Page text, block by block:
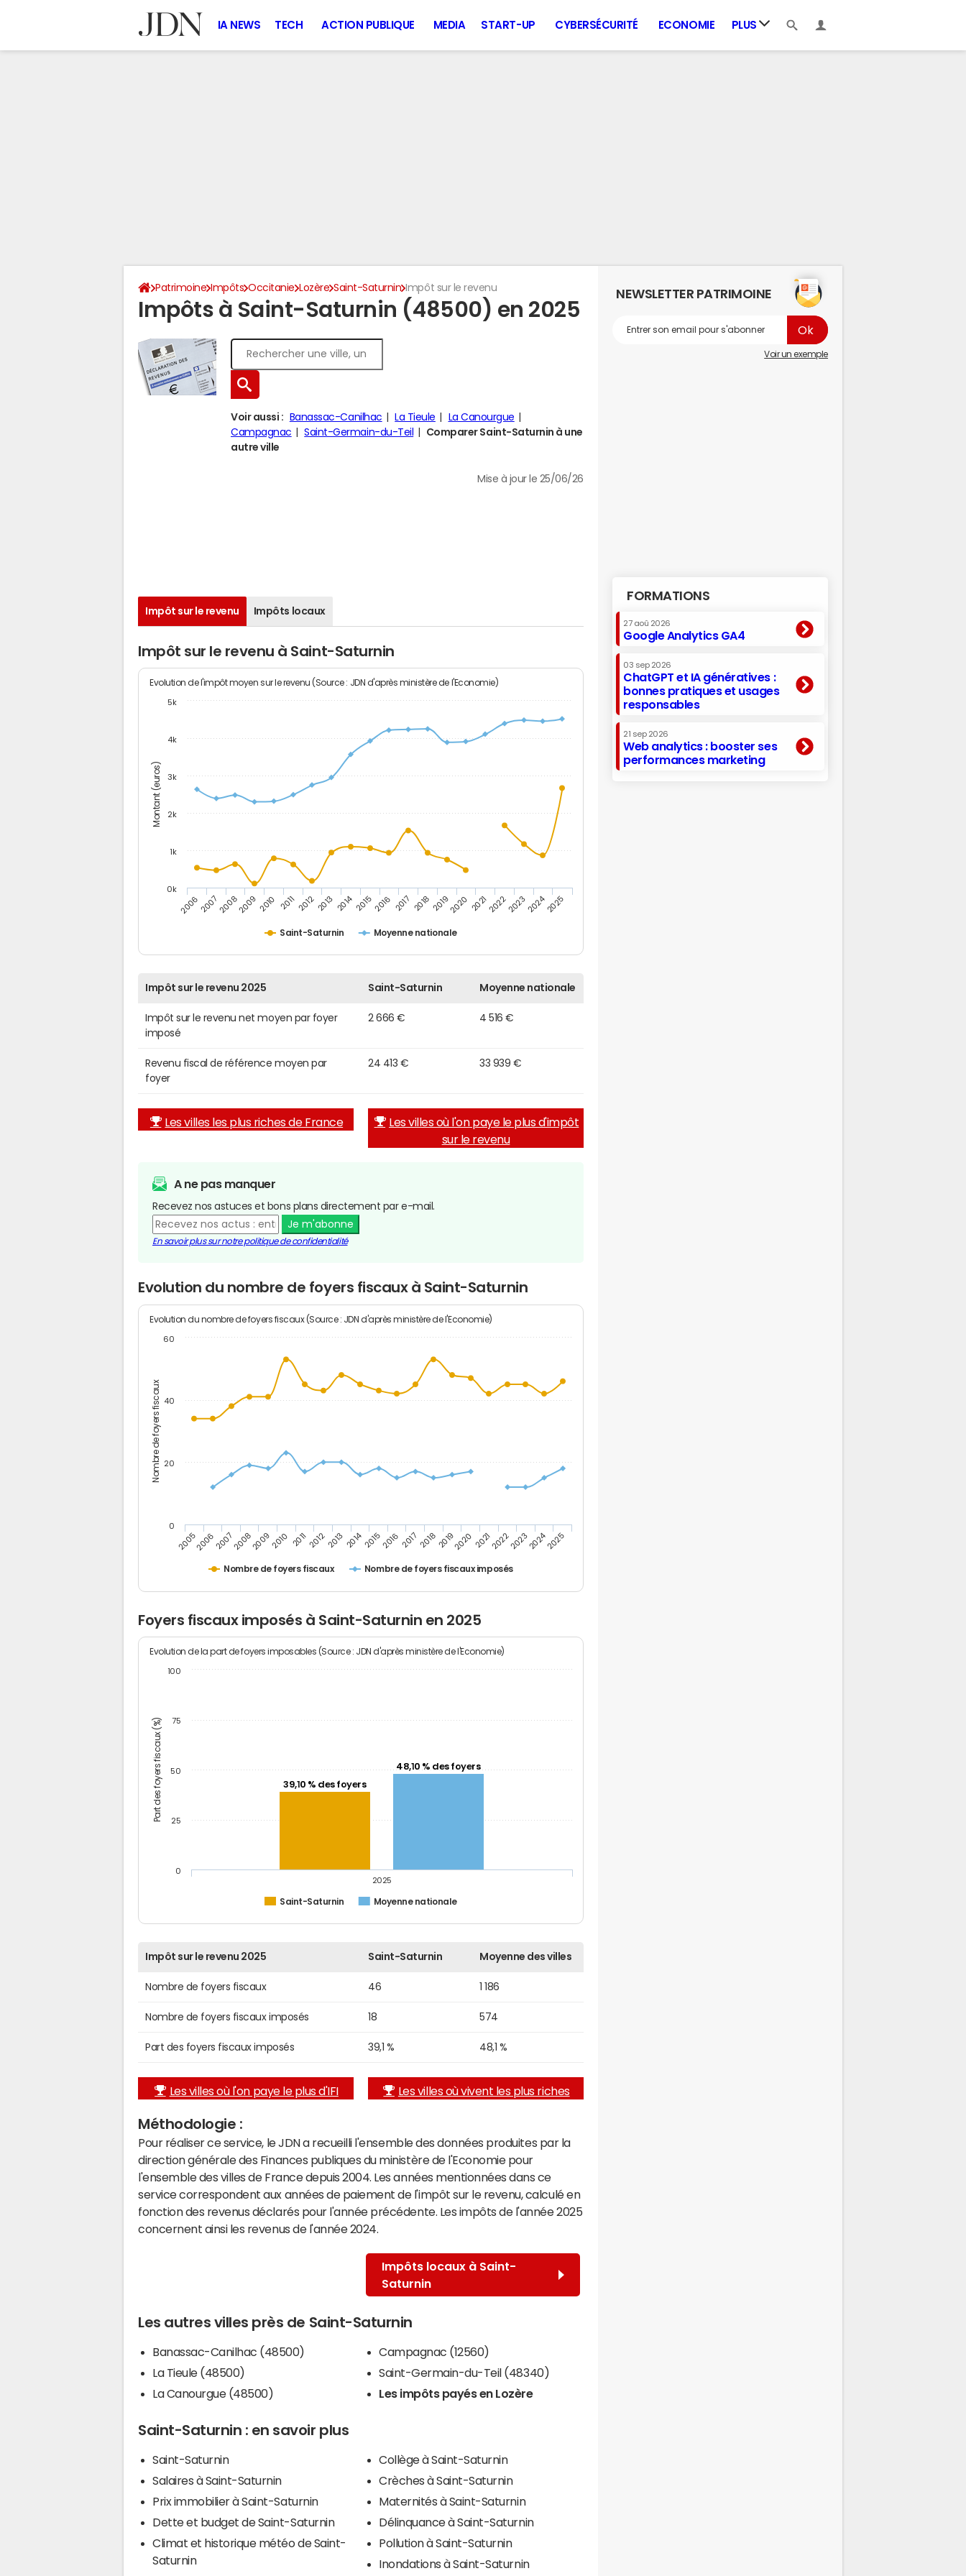
IA NEWS TECH ACTION PUBLIQUE MEDIA START-UP CYBERSÉCURITÉ ECONOMIE PLUS
Patrimoine Impôts Occitanie Lozère Saint-Saturnin Impôt sur le revenu
Impôts à Saint-Saturnin (48500) en 2025
Voir aussi : Banassac-Canilhac La Tieule
La Canourgue
Campagnac
Saint-Germain-du-Teil
Comparer Saint-Saturnin à une
autre ville
Mise à jour le 25/06/26
Impôt sur le revenu Impôts locaux
Impôt sur le revenu à Saint-Saturnin
Montant (euros)
Evolution de l'impôt moyen sur le revenu (Source : JDN d'après ministère de l'Economie)
Saint-Saturnin Moyenne nationale
20062007200820092010 2011 20122013 201420152016 2017 201820192020 20212022202320242025
0k
1k
2k
3k
4k
5k
Impôt sur le revenu 2025 Saint-Saturnin Moyenne nationale
Impôt sur le revenu net moyen par foyer
imposé
2 666 € 4 516 €
Revenu fiscal de référence moyen par
foyer
24 413 € 33 939 €
Les villes les plus riches de France
Les villes où l'on paye le plus d'impôt
sur le revenu
A ne pas manquer
Recevez nos astuces et bons plans directement par e-mail.
Je m'abonne
En savoir plus sur notre politique de confidentialité
Evolution du nombre de foyers fiscaux à Saint-Saturnin
Nombre de foyers fiscaux
Evolution du nombre de foyers fiscaux (Source : JDN d'après ministère de l'Economie)
Nombre de foyers fiscaux Nombre de foyers fiscaux imposés
200520062007200820092010 201120122013201420152016 2017 20182019202020212022202320242025
0
20
40
60
Foyers fiscaux imposés à Saint-Saturnin en 2025
Part des foyers fiscaux (%)
Evolution de la part de foyers imposables (Source : JDN d'après ministère de l'Economie)
39,10 % des foyers
48,10 % des foyers
Saint-Saturnin Moyenne nationale
2025
0
25
50
75
100
Impôt sur le revenu 2025 Saint-Saturnin Moyenne des villes
Nombre de foyers fiscaux 46 1 186
Nombre de foyers fiscaux imposés 18 574
Part des foyers fiscaux imposés 39,1 % 48,1 %
Les villes où l'on paye le plus d'IFI Les villes où vivent les plus riches
Méthodologie :
Pour réaliser ce service, le JDN a recueilli l'ensemble des données produites par la
direction générale des Finances publiques du ministère de l'Economie pour
l'ensemble des villes de France depuis 2004. Les années mentionnées dans ce
service correspondent aux années de paiement de l'impôt sur le revenu, calculé en
fonction des revenus déclarés pour l'année précédente. Les impôts de l'année 2025
concernent ainsi les revenus de l'année 2024.
Impôts locaux à Saint-
Saturnin
Les autres villes près de Saint-Saturnin
Banassac-Canilhac (48500)
La Tieule (48500)
La Canourgue (48500)
Campagnac (12560)
Saint-Germain-du-Teil (48340)
Les impôts payés en Lozère
Saint-Saturnin : en savoir plus
Saint-Saturnin
Salaires à Saint-Saturnin
Prix immobilier à Saint-Saturnin
Dette et budget de Saint-Saturnin
Climat et historique météo de Saint-
Saturnin
Collège à Saint-Saturnin
Crèches à Saint-Saturnin
Maternités à Saint-Saturnin
Délinquance à Saint-Saturnin
Pollution à Saint-Saturnin
Inondations à Saint-Saturnin
NEWSLETTER PATRIMOINE
Voir un exemple
FORMATIONS
27 aoû 2026
Google Analytics GA4
03 sep 2026
ChatGPT et IA génératives :
bonnes pratiques et usages
responsables
21 sep 2026
Web analytics : booster ses
performances marketing